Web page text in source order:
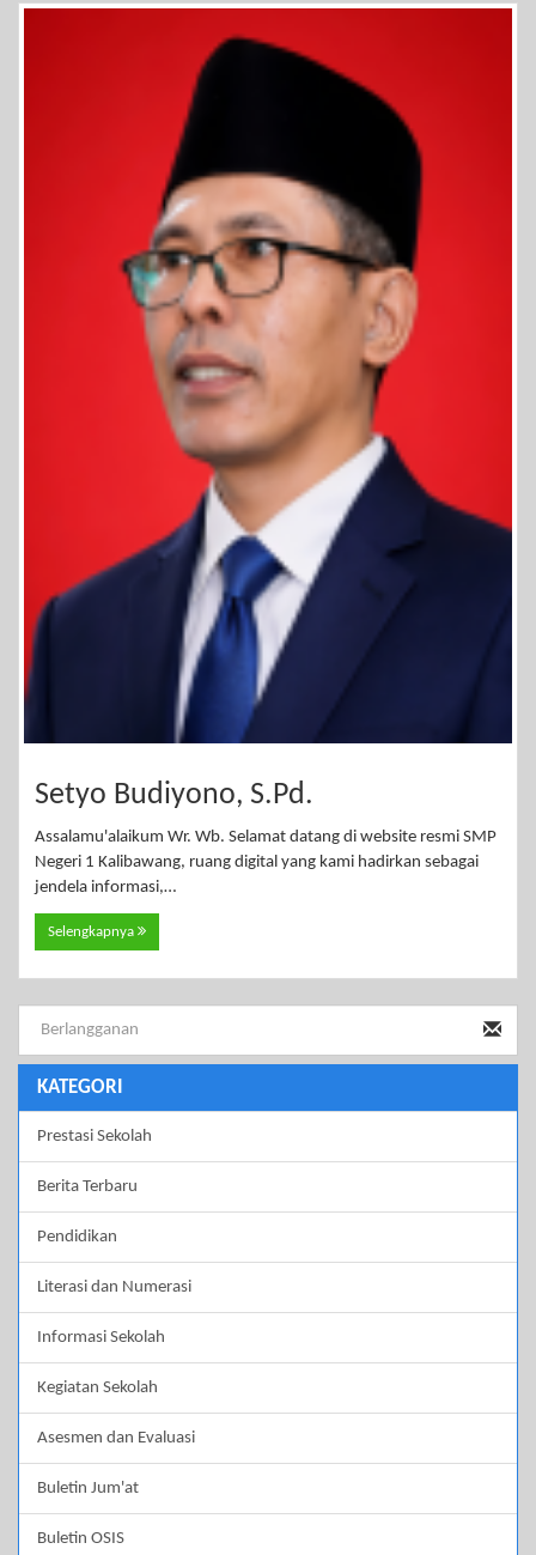
Setyo Budiyono, S.Pd.
Assalamu'alaikum Wr. Wb. Selamat datang di website resmi SMP
Negeri 1 Kalibawang, ruang digital yang kami hadirkan sebagai
jendela informasi,…
Selengkapnya
KATEGORI
Prestasi Sekolah
Berita Terbaru
Pendidikan
Literasi dan Numerasi
Informasi Sekolah
Kegiatan Sekolah
Asesmen dan Evaluasi
Buletin Jum'at
Buletin OSIS